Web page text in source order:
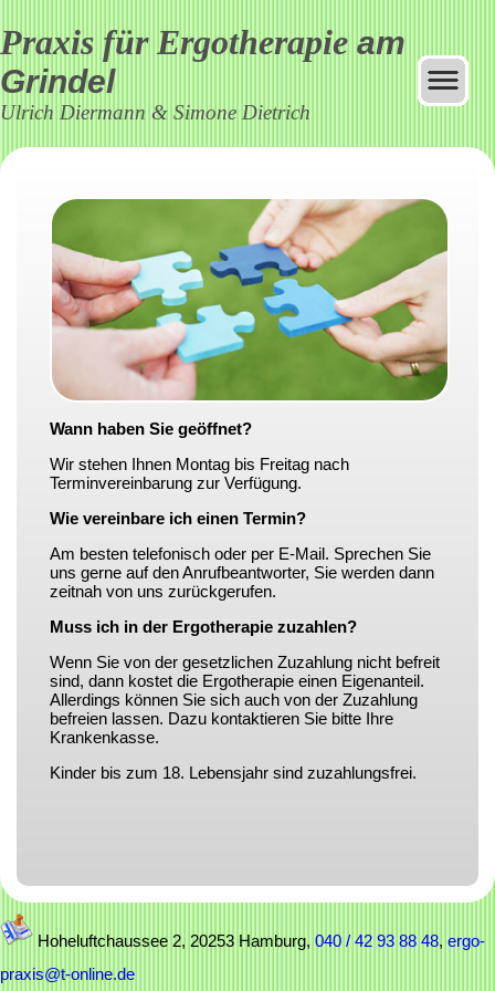
Praxis für Ergotherapie am
Grindel
Ulrich Diermann & Simone Dietrich
Wann haben Sie geöffnet?
Wir stehen Ihnen Montag bis Freitag nach
Terminvereinbarung zur Verfügung.
Wie vereinbare ich einen Termin?
Am besten telefonisch oder per E-Mail. Sprechen Sie
uns gerne auf den Anrufbeantworter, Sie werden dann
zeitnah von uns zurückgerufen.
Muss ich in der Ergotherapie zuzahlen?
Wenn Sie von der gesetzlichen Zuzahlung nicht befreit
sind, dann kostet die Ergotherapie einen Eigenanteil.
Allerdings können Sie sich auch von der Zuzahlung
befreien lassen. Dazu kontaktieren Sie bitte Ihre
Krankenkasse.
Kinder bis zum 18. Lebensjahr sind zuzahlungsfrei.
Hoheluftchaussee 2, 20253 Hamburg, 040 / 42 93 88 48, ergo-
praxis@t-online.de